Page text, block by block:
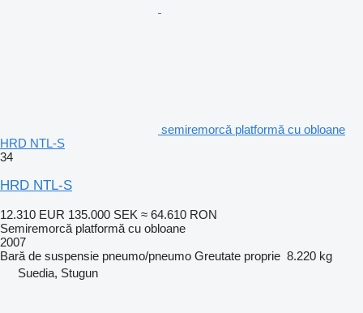
semiremorcă platformă cu obloane
HRD NTL-S
34
HRD NTL-S
12.310 EUR 135.000 SEK ≈ 64.610 RON
Semiremorcă platformă cu obloane
2007
Bară de suspensie pneumo/pneumo Greutate proprie 8.220 kg
Suedia, Stugun